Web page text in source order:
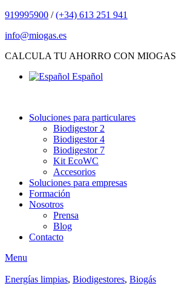
919995900 /(+34) 613 251 941
info@miogas.es
CALCULA TU AHORRO CON MIOGAS
Español
Soluciones para particulares
Biodigestor 2
Biodigestor 4
Biodigestor 7
Kit EcoWC
Accesorios
Soluciones para empresas
Formación
Nosotros
Prensa
Blog
Contacto
Menu
Energías limpias, Biodigestores, Biogás